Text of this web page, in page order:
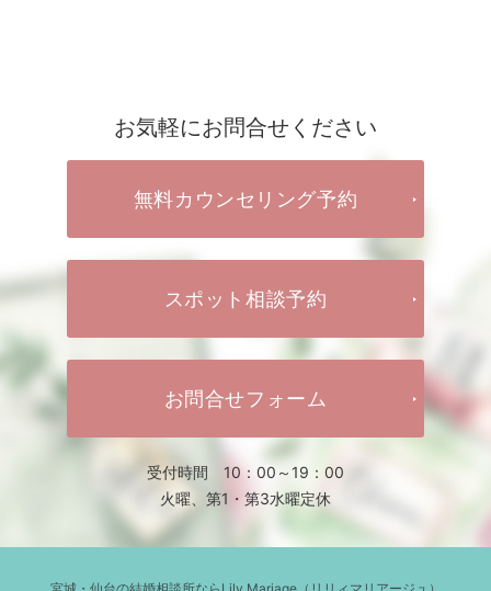
お気軽にお問合せください
無料カウンセリング予約
スポット相談予約
お問合せフォーム
受付時間 10：00～19：00
火曜、第1・第3水曜定休